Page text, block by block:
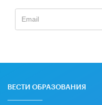
ВЕСТИ ОБРАЗОВАНИЯ